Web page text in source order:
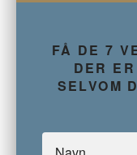
FÅ DE 7
DER
SELVOM